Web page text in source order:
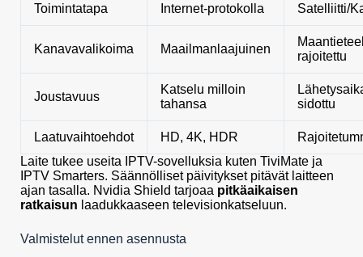
Toimintatapa Internet-protokolla Satelliitti/
Kanavavalikoima Maailmanlaajuinen
rajoitettu
Joustavuus
Katselu milloin
tahansa
sidottu
Laatuvaihtoehdot HD, 4K, HDR
Laite tukee useita IPTV-sovelluksia kuten TiviMate ja
IPTV Smarters. Säännölliset päivitykset pitävät laitteen
ajan tasalla. Nvidia Shield tarjoaa pitkäaikaisen
ratkaisun laadukkaaseen televisionkatseluun.
Valmistelut ennen asennusta